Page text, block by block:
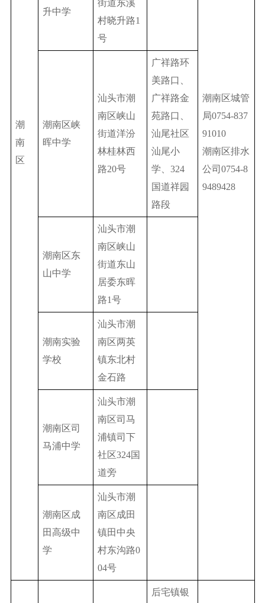
潮
南
区
潮南区城管
局0754-837
91010
潮南区排水
公司0754-8
9489428
升中学
街道东溪
村晓升路1
号
潮南区峡
晖中学
汕头市潮
南区峡山
街道洋汾
林桂林西
路20号
广祥路环
美路口、
广祥路金
苑路口、
汕尾社区
汕尾小
学、324
国道祥园
路段
潮南区东
山中学
汕头市潮
南区峡山
街道东山
居委东晖
路1号
潮南实验
学校
汕头市潮
南区两英
镇东北村
金石路
潮南区司
马浦中学
汕头市潮
南区司马
浦镇司下
社区324国
道旁
潮南区成
田高级中
学
汕头市潮
南区成田
镇田中央
村东沟路0
04号
后宅镇银